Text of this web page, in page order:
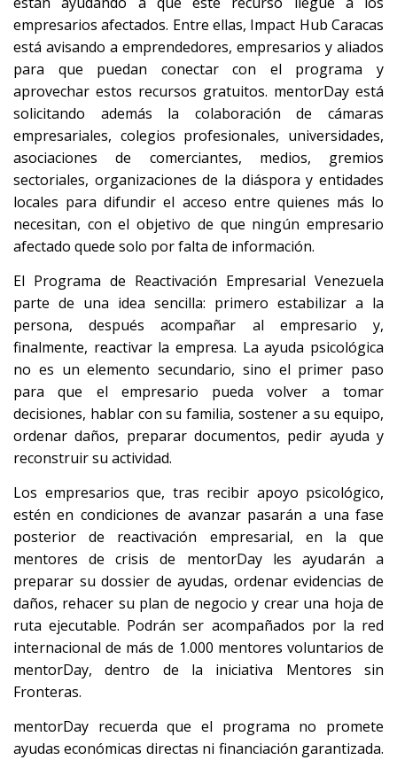
empresarios afectados. Entre ellas, Impact Hub Caracas
está avisando a emprendedores, empresarios y aliados
para que puedan conectar con el programa y
aprovechar estos recursos gratuitos. mentorDay está
solicitando además la colaboración de cámaras
empresariales, colegios profesionales, universidades,
asociaciones de comerciantes, medios, gremios
sectoriales, organizaciones de la diáspora y entidades
locales para difundir el acceso entre quienes más lo
necesitan, con el objetivo de que ningún empresario
afectado quede solo por falta de información.
El Programa de Reactivación Empresarial Venezuela
parte de una idea sencilla: primero estabilizar a la
persona, después acompañar al empresario y,
finalmente, reactivar la empresa. La ayuda psicológica
no es un elemento secundario, sino el primer paso
para que el empresario pueda volver a tomar
decisiones, hablar con su familia, sostener a su equipo,
ordenar daños, preparar documentos, pedir ayuda y
reconstruir su actividad.
Los empresarios que, tras recibir apoyo psicológico,
estén en condiciones de avanzar pasarán a una fase
posterior de reactivación empresarial, en la que
mentores de crisis de mentorDay les ayudarán a
preparar su dossier de ayudas, ordenar evidencias de
daños, rehacer su plan de negocio y crear una hoja de
ruta ejecutable. Podrán ser acompañados por la red
internacional de más de 1.000 mentores voluntarios de
mentorDay, dentro de la iniciativa Mentores sin
Fronteras.
mentorDay recuerda que el programa no promete
ayudas económicas directas ni financiación garantizada.